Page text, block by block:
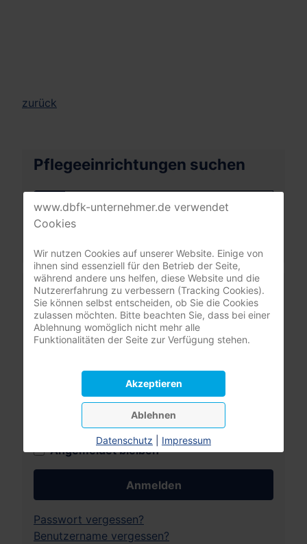
zurück
Pflegeeinrichtungen suchen
Ihre PLZ oder Stadt
Mitgliederbereich
nur registrierte Pflegeunternehmer:innen
(DBfK Nordwest + Südost)
Passwort
Angemeldet bleiben
Anmelden
Passwort vergessen?
Benutzername vergessen?
www.dbfk-unternehmer.de verwendet
Cookies
Wir nutzen Cookies auf unserer Website. Einige von
ihnen sind essenziell für den Betrieb der Seite,
während andere uns helfen, diese Website und die
Nutzererfahrung zu verbessern (Tracking Cookies).
Sie können selbst entscheiden, ob Sie die Cookies
zulassen möchten. Bitte beachten Sie, dass bei einer
Ablehnung womöglich nicht mehr alle
Funktionalitäten der Seite zur Verfügung stehen.
Akzeptieren
Ablehnen
Datenschutz Impressum